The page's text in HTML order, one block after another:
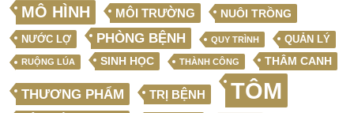
MÔ HÌNH MÔI TRƯỜNG NUÔI TRỒNG
NƯỚC LỢ PHÒNG BỆNH QUY TRÌNH QUẢN LÝ
RUỘNG LÚA SINH HỌC THÀNH CÔNG THÂM CANH
THƯƠNG PHẨM TRỊ BỆNH TÔM